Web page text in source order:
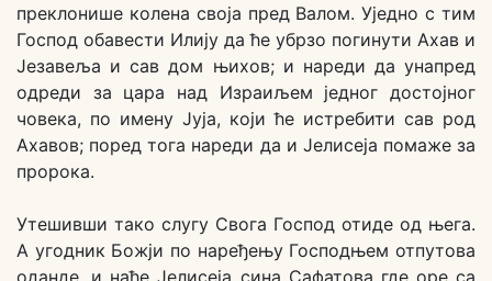
преклонише колена своја пред Валом. Уједно с тим
Господ обавести Илију да ће убрзо погинути Ахав и
Језавеља и сав дом њихов; и нареди да унапред
одреди за цара над Израиљем једног достојног
човека, по имену Јуја, који ће истребити сав род
Ахавов; поред тога нареди да и Јелисеја помаже за
пророка.
Утешивши тако слугу Свога Господ отиде од њега.
А угодник Божји по наређењу Господњем отпутова